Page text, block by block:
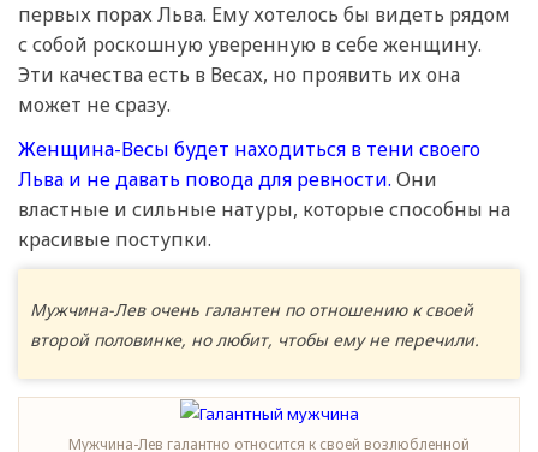
первых порах Льва. Ему хотелось бы видеть рядом
с собой роскошную уверенную в себе женщину.
Эти качества есть в Весах, но проявить их она
может не сразу.
Женщина-Весы будет находиться в тени своего
Льва и не давать повода для ревности. Они
властные и сильные натуры, которые способны на
красивые поступки.
Мужчина-Лев очень галантен по отношению к своей
второй половинке, но любит, чтобы ему не перечили.
Мужчина-Лев галантно относится к своей возлюбленной